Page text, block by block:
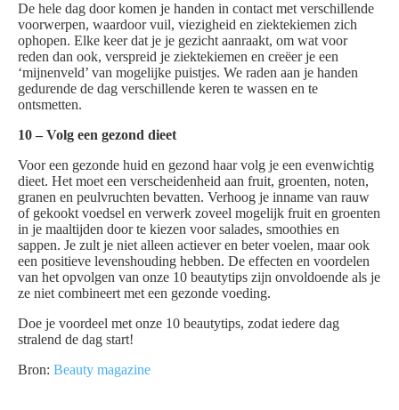
De hele dag door komen je handen in contact met verschillende
voorwerpen, waardoor vuil, viezigheid en ziektekiemen zich
ophopen. Elke keer dat je je gezicht aanraakt, om wat voor
reden dan ook, verspreid je ziektekiemen en creëer je een
‘mijnenveld’ van mogelijke puistjes. We raden aan je handen
gedurende de dag verschillende keren te wassen en te
ontsmetten.
10 – Volg een gezond dieet
Voor een gezonde huid en gezond haar volg je een evenwichtig
dieet. Het moet een verscheidenheid aan fruit, groenten, noten,
granen en peulvruchten bevatten. Verhoog je inname van rauw
of gekookt voedsel en verwerk zoveel mogelijk fruit en groenten
in je maaltijden door te kiezen voor salades, smoothies en
sappen. Je zult je niet alleen actiever en beter voelen, maar ook
een positieve levenshouding hebben. De effecten en voordelen
van het opvolgen van onze 10 beautytips zijn onvoldoende als je
ze niet combineert met een gezonde voeding.
Doe je voordeel met onze 10 beautytips, zodat iedere dag
stralend de dag start!
Bron: Beauty magazine